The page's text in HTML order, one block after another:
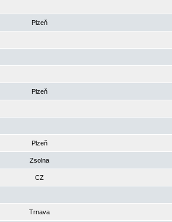
Plzeň
Plzeň
Plzeň
Zsolna
CZ
Trnava